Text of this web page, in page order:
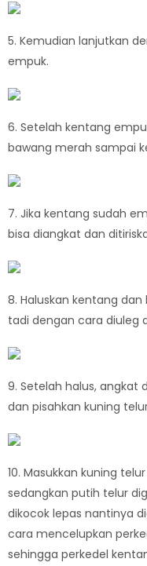
5. Kemudian lanjutkan
empuk.
6. Setelah kentang
bawang merah sampai
7. Jika kentang sudah
bisa diangkat dan
8. Haluskan kentang
tadi dengan cara diuleg
9. Setelah halus, angkat
dan pisahkan kuning
10. Masukkan kuning
sedangkan putih telur
dikocok lepas nantinya
cara mencelupkan
sehingga perkedel